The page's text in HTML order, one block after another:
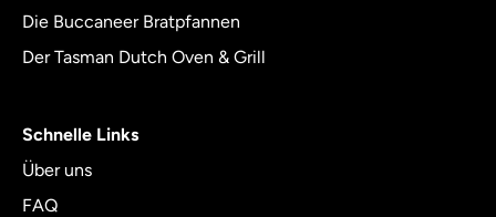
Die Buccaneer Bratpfannen
Der Tasman Dutch Oven & Grill
Schnelle Links
Über uns
FAQ